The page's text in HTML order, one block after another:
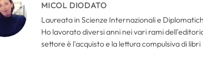
MICOL DIODATO
Laureata in Scienze Internazionali e
Ho lavorato diversi anni nei vari rami
settore è l'acquisto e la lettura compulsiva di libri